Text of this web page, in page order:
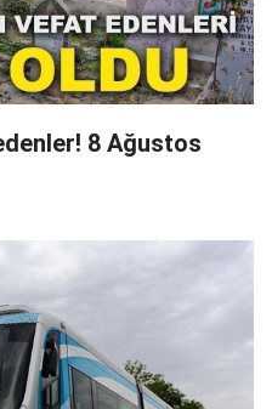
8 Ağustos